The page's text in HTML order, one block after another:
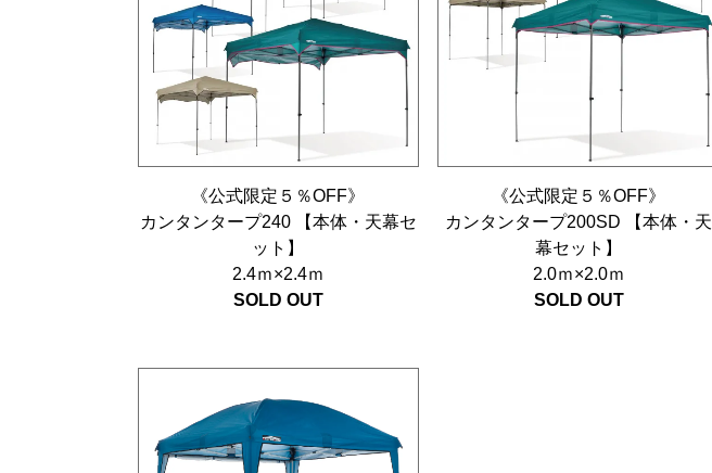
《公式限定５％OFF》
カンタンタープ240 【本体・天幕セ
ット】
2.4ｍ×2.4ｍ
SOLD OUT
《公式限定５％OFF》
カンタンタープ200SD 【本体・天
幕セット】
2.0ｍ×2.0ｍ
SOLD OUT